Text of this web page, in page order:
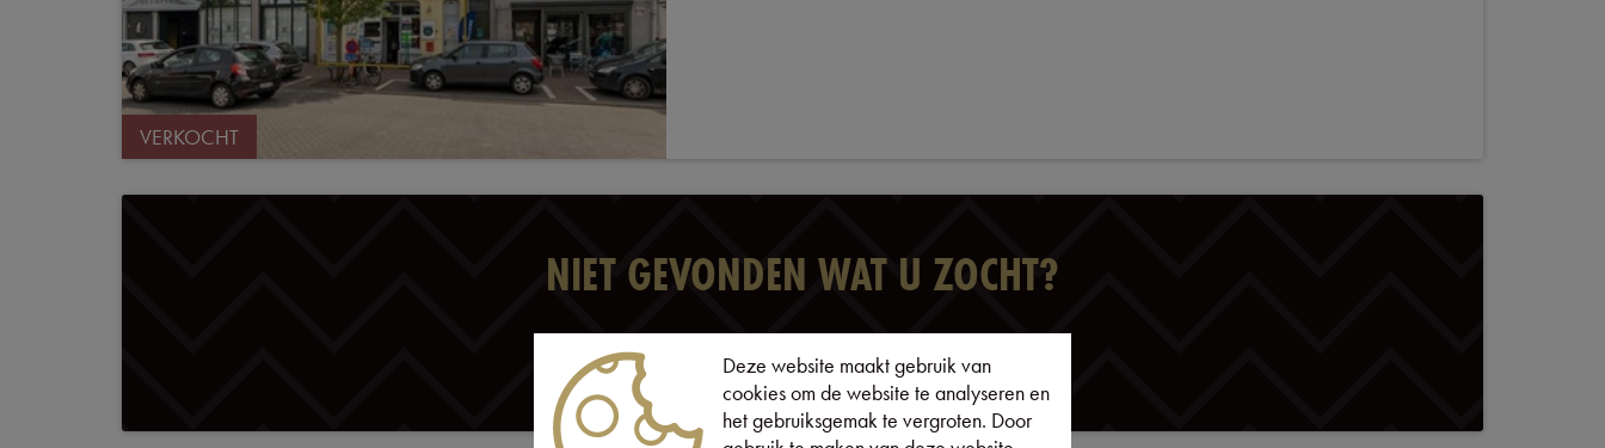
VERKOCHT
NIET GEVONDEN WAT U ZOCHT?
SCHRIJF U IN
Deze website maakt gebruik van
cookies om de website te analyseren en
het gebruiksgemak te vergroten. Door